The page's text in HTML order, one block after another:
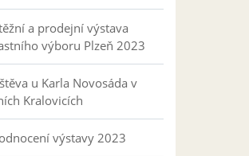
a prodejní výstava
výboru Plzeň 2023
u Karla Novosáda v
Kralovicích
výstavy 2023